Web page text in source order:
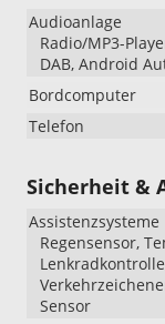
Audioanlage
Radio/MP3-
DAB, Android
Bordcomputer
Telefon
Sicherheit &
Assistenzsysteme
Regensensor,
Sensor